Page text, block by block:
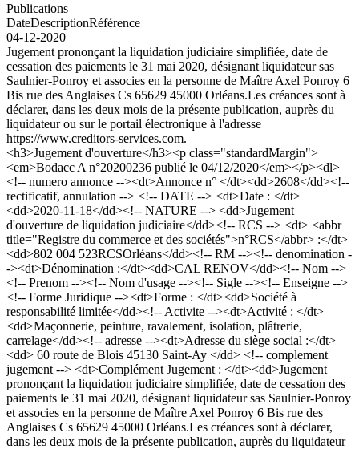
Publications
DateDescriptionRéférence
04-12-2020
Jugement prononçant la liquidation judiciaire simplifiée, date de
cessation des paiements le 31 mai 2020, désignant liquidateur sas
Saulnier-Ponroy et associes en la personne de Maître Axel Ponroy 6
Bis rue des Anglaises Cs 65629 45000 Orléans.Les créances sont à
déclarer, dans les deux mois de la présente publication, auprès du
liquidateur ou sur le portail électronique à l'adresse
https://www.creditors-services.com.
<h3>Jugement d'ouverture</h3><p class="standardMargin">
<em>Bodacc A n°20200236 publié le 04/12/2020</em></p><dl>
<!-- numero annonce --><dt>Annonce n° </dt><dd>2608</dd><!--
rectificatif, annulation --> <!-- DATE --> <dt>Date : </dt>
<dd>2020-11-18</dd><!-- NATURE --> <dd>Jugement
d'ouverture de liquidation judiciaire</dd><!-- RCS --> <dt> <abbr
title="Registre du commerce et des sociétés">n°RCS</abbr> :</dt>
<dd>802 004 523RCSOrléans</dd><!-- RM --><!-- denomination -
-><dt>Dénomination :</dt><dd>CAL RENOV</dd><!-- Nom -->
<!-- Prenom --><!-- Nom d'usage --><!-- Sigle --><!-- Enseigne -->
<!-- Forme Juridique --><dt>Forme : </dt><dd>Société à
responsabilité limitée</dd><!-- Activite --><dt>Activité : </dt>
<dd>Maçonnerie, peinture, ravalement, isolation, plâtrerie,
carrelage</dd><!-- adresse --><dt>Adresse du siège social :</dt>
<dd> 60 route de Blois 45130 Saint-Ay </dd> <!-- complement
jugement --> <dt>Complément Jugement : </dt><dd>Jugement
prononçant la liquidation judiciaire simplifiée, date de cessation des
paiements le 31 mai 2020, désignant liquidateur sas Saulnier-Ponroy
et associes en la personne de Maître Axel Ponroy 6 Bis rue des
Anglaises Cs 65629 45000 Orléans.Les créances sont à déclarer,
dans les deux mois de la présente publication, auprès du liquidateur